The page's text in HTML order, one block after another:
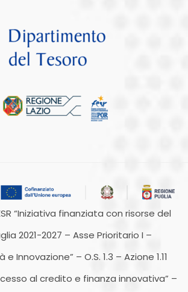
“Iniziativa finanziata con risorse del
2021-2027 – Asse Prioritario I –
Innovazione” – O.S. 1.3 – Azione 1.11
al credito e finanza innovativa” –